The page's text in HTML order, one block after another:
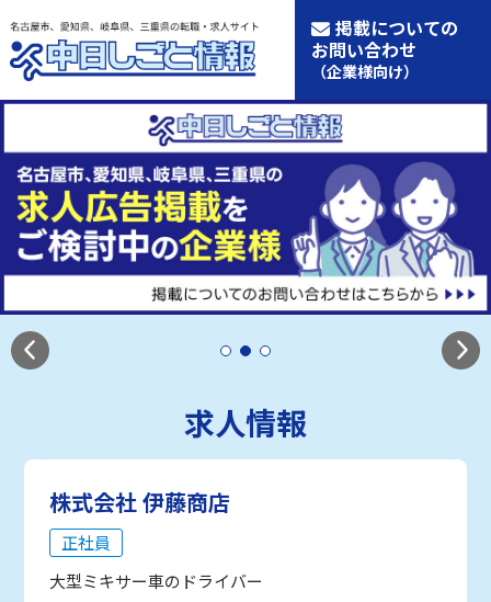
掲載についての
お問い合わせ
（企業様向け）
求人情報
株式会社 伊藤商店
正社員
大型ミキサー車のドライバー